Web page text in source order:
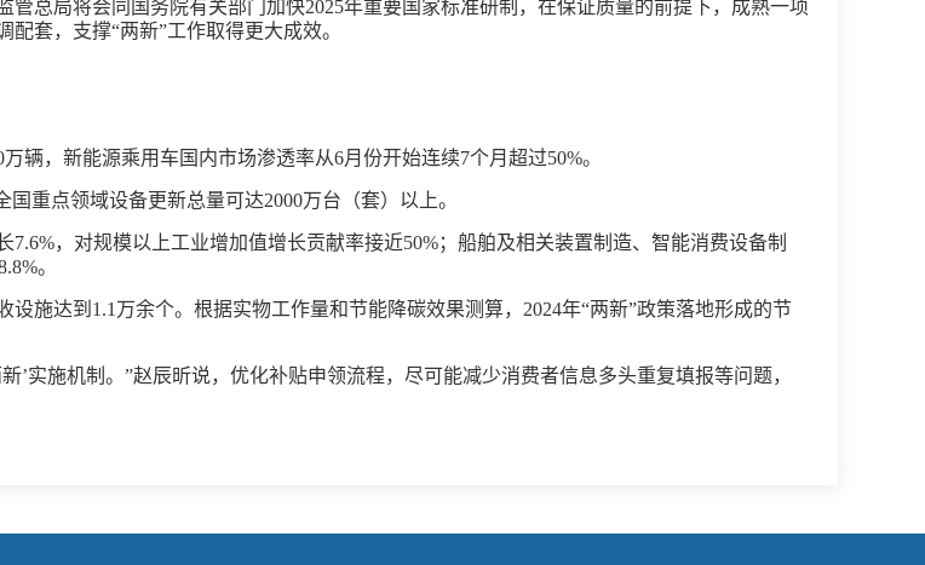
总局将会同国务院有关部门加快2025年重要国家标准研制，在保证质量的前提下，成熟一项
套，支撑“两新”工作取得更大成效。
辆，新能源乘用车国内市场渗透率从6月份开始连续7个月超过50%。
重点领域设备更新总量可达2000万台（套）以上。
，对规模以上工业增加值增长贡献率接近50%；船舶及相关装置制造、智能消费设备制
。
施达到1.1万余个。根据实物工作量和节能降碳效果测算，2024年“两新”政策落地形成的节
’实施机制。”赵辰昕说，优化补贴申领流程，尽可能减少消费者信息多头重复填报等问题，